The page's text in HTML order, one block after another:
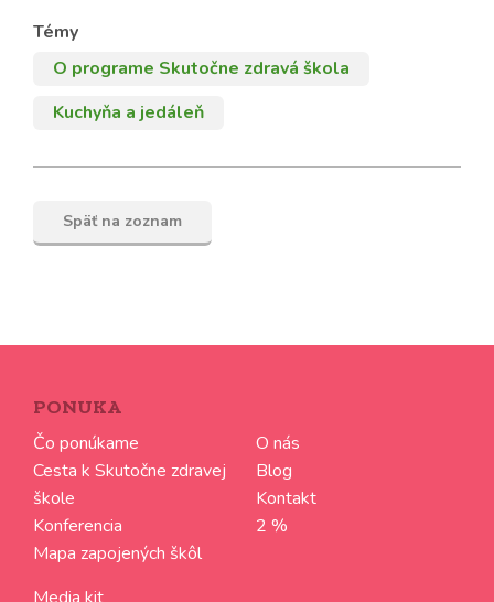
Témy
O programe Skutočne zdravá škola
Kuchyňa a jedáleň
Späť na zoznam
PONUKA
Čo ponúkame
Cesta k Skutočne zdravej
škole
Konferencia
Mapa zapojených škôl
O nás
Blog
Kontakt
2 %